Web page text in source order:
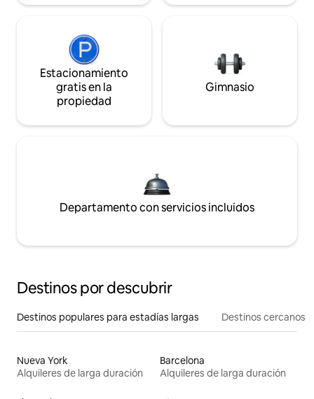
Estacionamiento
gratis en la
propiedad
Gimnasio
Departamento con servicios incluidos
Destinos por descubrir
Destinos populares para estadías largas Destinos cercanos
Nueva York
Alquileres de larga duración
Barcelona
Alquileres de larga duración